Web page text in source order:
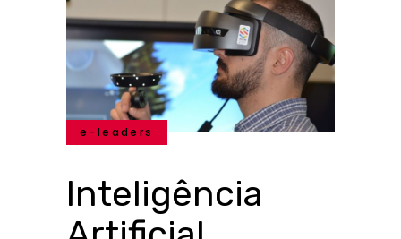
e-leaders
Inteligência